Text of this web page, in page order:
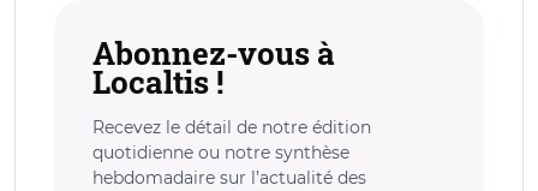
Abonnez-vous à
Localtis !
Recevez le détail de notre édition
quotidienne ou notre synthèse
hebdomadaire sur l’actualité des